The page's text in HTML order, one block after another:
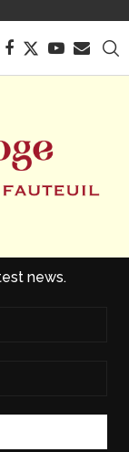
news.